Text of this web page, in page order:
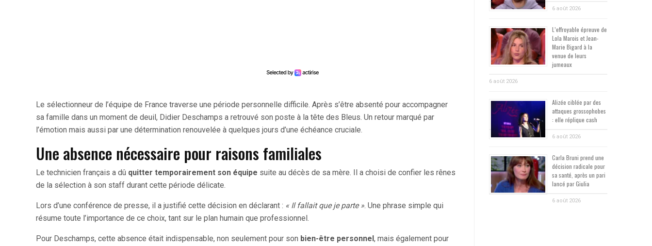
Le sélectionneur de l’équipe de France traverse une période personnelle difficile. Après s’être absenté pour accompagner
sa famille dans un moment de deuil, Didier Deschamps a retrouvé son poste à la tête des Bleus. Un retour marqué par
l’émotion mais aussi par une détermination renouvelée à quelques jours d’une échéance cruciale.
Une absence nécessaire pour raisons familiales
Le technicien français a dû quitter temporairement son équipe suite au décès de sa mère. Il a choisi de confier les rênes
de la sélection à son staff durant cette période délicate.
Lors d’une conférence de presse, il a justifié cette décision en déclarant : « Il fallait que je parte ». Une phrase simple qui
résume toute l’importance de ce choix, tant sur le plan humain que professionnel.
Pour Deschamps, cette absence était indispensable, non seulement pour son bien-être personnel , mais également pour
6 août 2026
L’effroyable épreuve de
Lola Marois et Jean-
Marie Bigard à la
venue de leurs
jumeaux
6 août 2026
Alizée ciblée par des
attaques grossophobes
: elle réplique cash
6 août 2026
Carla Bruni prend une
décision radicale pour
sa santé, après un pari
lancé par Giulia
6 août 2026